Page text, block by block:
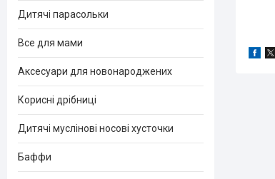
Дитячі парасольки
Все для мами
Аксесуари для новонароджених
Корисні дрібниці
Дитячі муслінові носові хусточки
Баффи